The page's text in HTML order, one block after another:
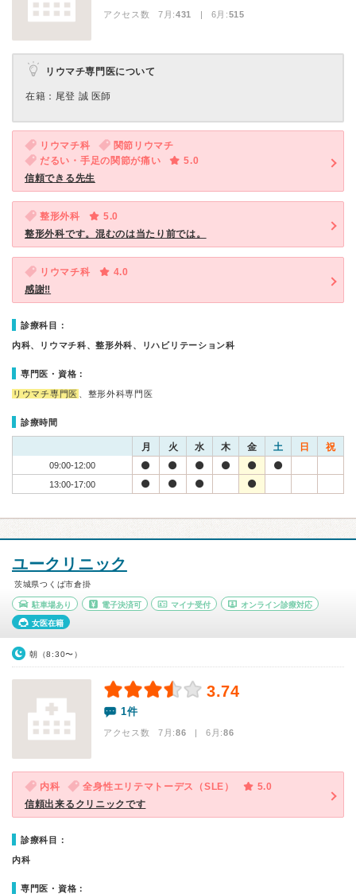
アクセス数 7月:431 | 6月:515
リウマチ専門医について
在籍：尾登 誠 医師
リウマチ科
関節リウマチ
だるい・手足の関節が痛い
5.0
信頼できる先生
整形外科
5.0
整形外科です。混むのは当たり前では。
リウマチ科
4.0
感謝‼
診療科目：
内科、リウマチ科、整形外科、リハビリテーション科
専門医・資格：
リウマチ専門医 、整形外科専門医
診療時間
月 火 水 木 金 土 日 祝
09:00-12:00
13:00-17:00
ユークリニック
茨城県つくば市倉掛
駐車場あり 電子決済可 マイナ受付 オンライン診療対応
女医在籍
朝（8:30〜）
3.74
1件
アクセス数 7月:86 | 6月:86
内科 全身性エリテマトーデス（SLE）
5.0
信頼出来るクリニックです
診療科目：
内科
専門医・資格：